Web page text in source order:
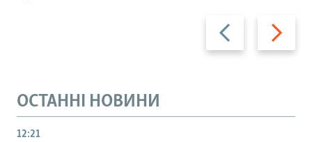
Назад Вперед
ОСТАННІ НОВИНИ
12:21